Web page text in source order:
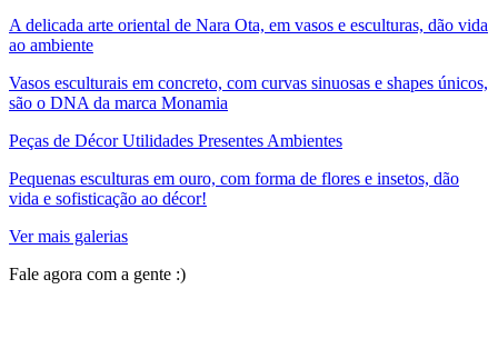
A delicada arte oriental de Nara Ota, em vasos e esculturas, dão vida
ao ambiente
Vasos esculturais em concreto, com curvas sinuosas e shapes únicos,
são o DNA da marca Monamia
Peças de Décor Utilidades Presentes Ambientes
Pequenas esculturas em ouro, com forma de flores e insetos, dão
vida e sofisticação ao décor!
Ver mais galerias
Fale agora com a gente :)